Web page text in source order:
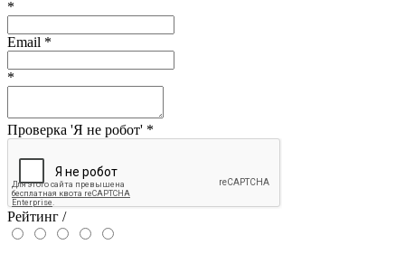
*
Email *
*
Проверка 'Я не робот' *
Рейтинг /